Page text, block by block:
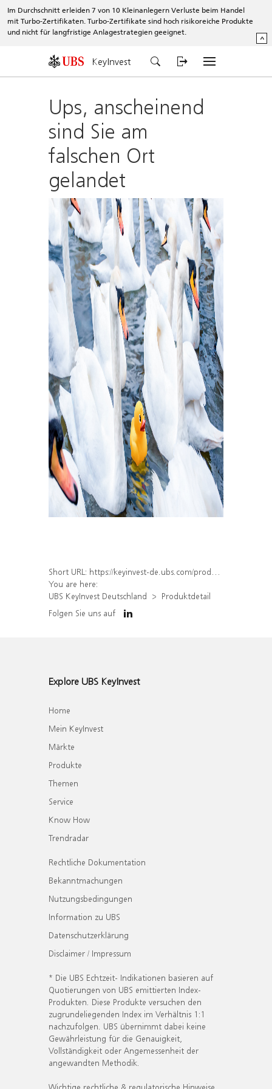
Im Durchschnitt erleiden 7 von 10 Kleinanlegern Verluste beim Handel
mit Turbo-Zertifikaten. Turbo-Zertifikate sind hoch risikoreiche Produkte
und nicht für langfristige Anlagestrategien geeignet.
^
KeyInvest
Ups, anscheinend
sind Sie am
falschen Ort
gelandet
Short URL: https://keyinvest-de.ubs.com/produkt/detail/index/isin/DE000WA7X0R8
You are here:
UBS KeyInvest Deutschland
Produktdetail
Folgen Sie uns auf
Explore UBS KeyInvest
Home
Mein KeyInvest
Märkte
Produkte
Themen
Service
Know How
Trendradar
Rechtliche Dokumentation
Bekanntmachungen
Nutzungsbedingungen
Information zu UBS
Datenschutzerklärung
Disclaimer / Impressum
* Die UBS Echtzeit- Indikationen basieren auf
Quotierungen von UBS emittierten Index-
Produkten. Diese Produkte versuchen den
zugrundeliegenden Index im Verhältnis 1:1
nachzufolgen. UBS übernimmt dabei keine
Gewährleistung für die Genauigkeit,
Vollständigkeit oder Angemessenheit der
angewandten Methodik.